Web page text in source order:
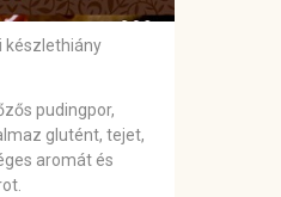
készlethiány
pudingpor,
glutént, tejet,
aromát és